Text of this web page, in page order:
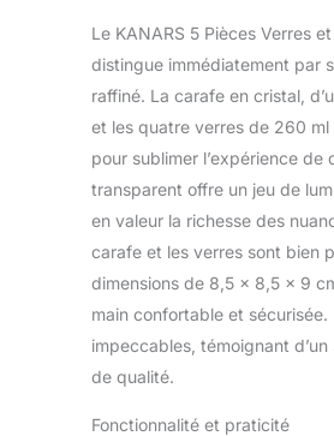
dans
dans
avec
servir
Le KANARS 5 Pièces Verres
distingue immédiatement par
raffiné. La carafe en cristal,
et les quatre verres de 260
pour sublimer l’expérience
transparent offre un jeu de
en valeur la richesse des
carafe et les verres sont bien
dimensions de 8,5 x 8,5 x 9
main confortable et sécurisée.
impeccables, témoignant
de qualité.
Fonctionnalité et praticité